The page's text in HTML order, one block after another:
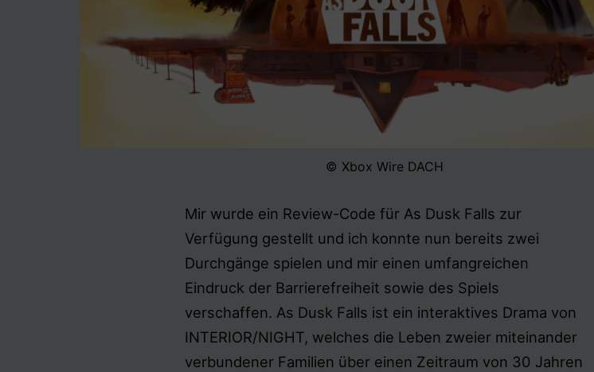
© Xbox Wire DACH
Mir wurde ein Review-Code für As Dusk Falls zur
Verfügung gestellt und ich konnte nun bereits zwei
Durchgänge spielen und mir einen umfangreichen
Eindruck der Barrierefreiheit sowie des Spiels
verschaffen. As Dusk Falls ist ein interaktives Drama von
INTERIOR/NIGHT, welches die Leben zweier miteinander
verbundener Familien über einen Zeitraum von 30 Jahren